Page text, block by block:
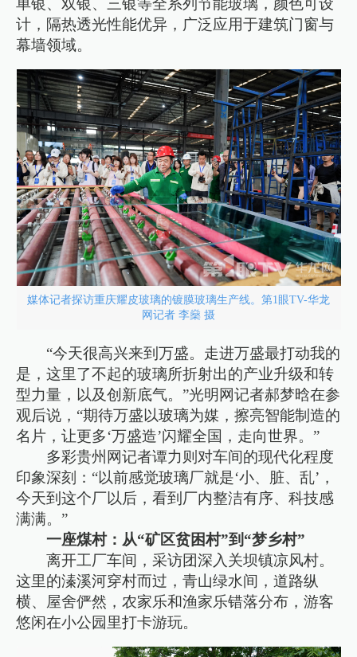
单银、双银、三银等全系列节能玻璃，颜色可设
计，隔热透光性能优异，广泛应用于建筑门窗与
幕墙领域。
媒体记者探访重庆耀皮玻璃的镀膜玻璃生产线。第1眼TV-华龙
网记者 李燊 摄
“今天很高兴来到万盛。走进万盛最打动我的
是，这里了不起的玻璃所折射出的产业升级和转
型力量，以及创新底气。”光明网记者郝梦晗在参
观后说，“期待万盛以玻璃为媒，擦亮智能制造的
名片，让更多‘万盛造’闪耀全国，走向世界。”
多彩贵州网记者谭力则对车间的现代化程度
印象深刻：“以前感觉玻璃厂就是‘小、脏、乱’，
今天到这个厂以后，看到厂内整洁有序、科技感
满满。”
一座煤村：从“矿区贫困村”到“梦乡村”
离开工厂车间，采访团深入关坝镇凉风村。
这里的溱溪河穿村而过，青山绿水间，道路纵
横、屋舍俨然，农家乐和渔家乐错落分布，游客
悠闲在小公园里打卡游玩。